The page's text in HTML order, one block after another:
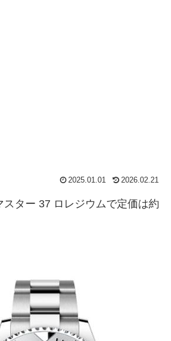
2025.01.01 2026.02.21
ター 37 ロレジウムで定価は約